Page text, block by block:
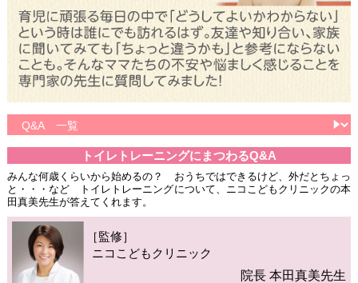
トイレトレーニングにまつわるQ&A
みんな何歳くらいから始めるの？ おうちではできるけど、外だとちょっ
と・・・など トイレトレーニングについて、ニコこどもクリニックの本
田真美先生が答えてくれます。
［監修］
ニコこどもクリニック
院長 本田真美先生